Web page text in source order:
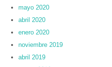
mayo 2020
abril 2020
enero 2020
noviembre 2019
abril 2019